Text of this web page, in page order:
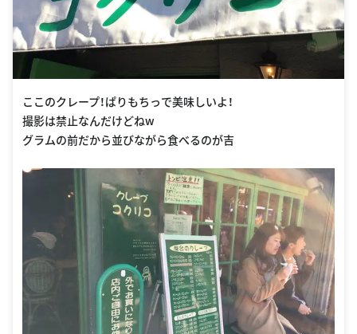
ここのクレープ！ぱりもちっで美味しいよ！
撮影は禁止なんだけどねw
グラムの前だから並びながら食べるのが吉